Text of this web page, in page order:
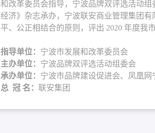
和改革委员会指导，宁波品牌双评选活动
经济》杂志承办，宁波联安商业管理集团
平、公正相结合的原则，评出 2020 年度我
指导单位： 宁波市发展和改革委员会
主办单位： 宁波品牌双评选活动组委会
承办单位： 宁波市品牌建设促进会、凤凰
总 冠 名： 联安集团